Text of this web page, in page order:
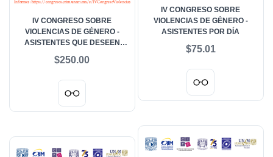
IV CONGRESO SOBRE
VIOLENCIAS DE GÉNERO -
ASISTENTES POR DÍA
$75.01
IV CONGRESO SOBRE
VIOLENCIAS DE GÉNERO -
ASISTENTES QUE DESEEN
$250.00